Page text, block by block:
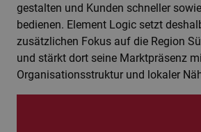
gestalten und Kunden schneller
bedienen. Element Logic setzt
zusätzlichen Fokus auf die Region
und stärkt dort seine Marktpräsenz
Organisationsstruktur und lokaler